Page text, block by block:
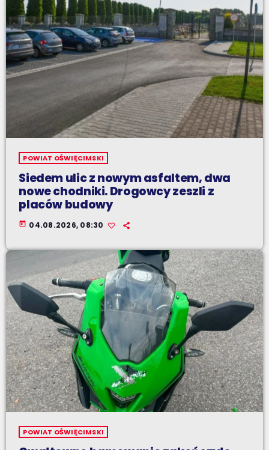
POWIAT OŚWIĘCIMSKI
Siedem ulic z nowym asfaltem, dwa
nowe chodniki. Drogowcy zeszli z
placów budowy
today 04.08.2026, 08:30
POWIAT OŚWIĘCIMSKI